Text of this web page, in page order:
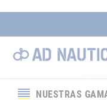
NUESTRAS